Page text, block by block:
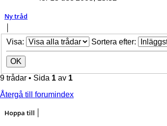
Ny tråd
Visa: Sortera efter:
9 trådar • Sida 1 av 1
Återgå till forumindex
Hoppa till